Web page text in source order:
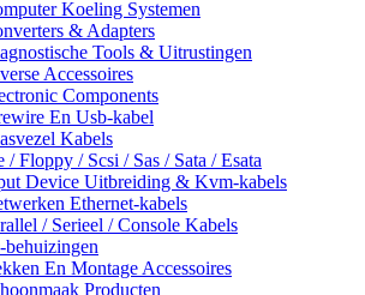
Koeling Systemen
& Adapters
Tools & Uitrustingen
Accessoires
Components
En Usb-kabel
Kabels
/ Floppy / Scsi / Sas / Sata / Esata
Device Uitbreiding & Kvm-kabels
Ethernet-kabels
/ Serieel / Console Kabels
behuizingen
En Montage Accessoires
Producten